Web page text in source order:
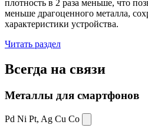
плотность в 2 раза меньше, что
меньше драгоценного металла,
характеристики устройства.
Читать раздел
Всегда на связи
Металлы для смартфонов
Pd Ni Pt, Ag Cu Co